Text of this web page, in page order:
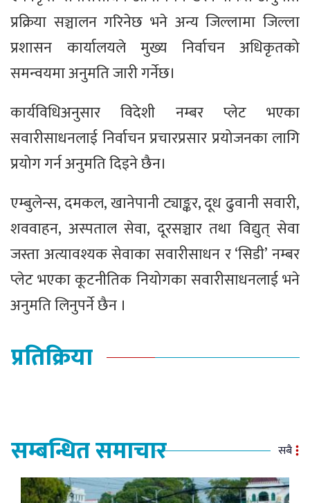
प्रक्रिया सञ्चालन गरिनेछ भने अन्य जिल्लामा जिल्ला
प्रशासन कार्यालयले मुख्य निर्वाचन अधिकृतको
समन्वयमा अनुमति जारी गर्नेछ।
कार्यविधिअनुसार विदेशी नम्बर प्लेट भएका
सवारीसाधनलाई निर्वाचन प्रचारप्रसार प्रयोजनका लागि
प्रयोग गर्न अनुमति दिइने छैन।
एम्बुलेन्स, दमकल, खानेपानी ट्याङ्कर, दूध ढुवानी सवारी,
शववाहन, अस्पताल सेवा, दूरसञ्चार तथा विद्युत् सेवा
जस्ता अत्यावश्यक सेवाका सवारीसाधन र ‘सिडी’ नम्बर
प्लेट भएका कूटनीतिक नियोगका सवारीसाधनलाई भने
अनुमति लिनुपर्ने छैन ।
प्रतिक्रिया
सम्बन्धित समाचार सबै